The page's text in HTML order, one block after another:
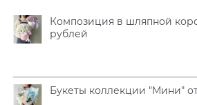
Композиция в шляпной
рублей
Букеты коллекции "Мини"